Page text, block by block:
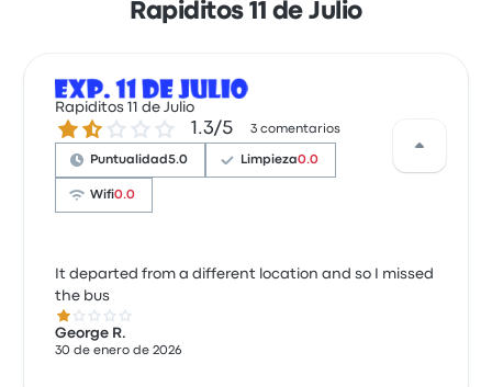
Rapiditos 11 de Julio
Rapiditos 11 de Julio
1.3 de 5 estrellas 1.3/5 3 comentarios
Puntualidad5.0 Limpieza0.0
Wifi0.0
It departed from a different location and so I missed
the bus
1.0 de 5 estrellas
George R.
30 de enero de 2026